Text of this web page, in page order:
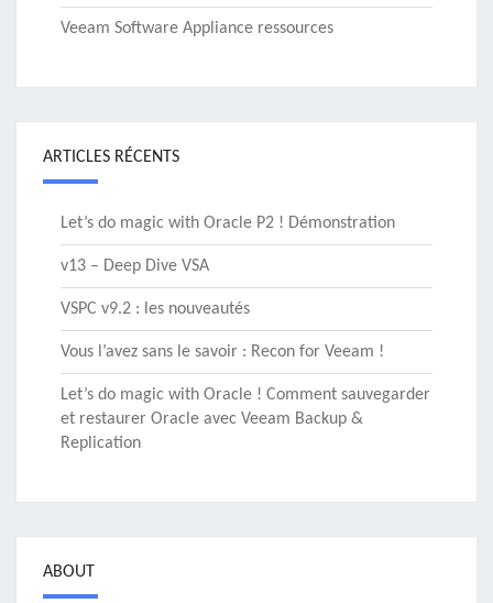
Veeam Software Appliance ressources
ARTICLES RÉCENTS
Let’s do magic with Oracle P2 ! Démonstration
v13 – Deep Dive VSA
VSPC v9.2 : les nouveautés
Vous l’avez sans le savoir : Recon for Veeam !
Let’s do magic with Oracle ! Comment sauvegarder
et restaurer Oracle avec Veeam Backup &
Replication
ABOUT